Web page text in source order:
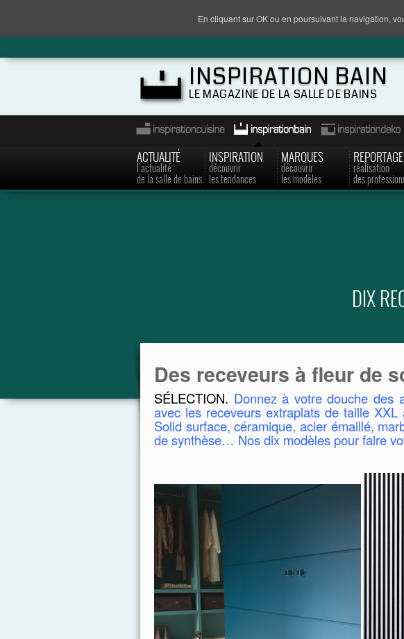
INSPIRATION BAIN
LE MAGAZINE DE LA SALLE DE BAINS
ACTUALITÉ
l'actualité
de la salle de bains
INSPIRATION
découvrir
les tendances
MARQUES
découvrir
les modèles
réalisation
des
DIX
Des receveurs à fleur de
SÉLECTION. Donnez à votre douche des
avec les receveurs extraplats de taille
Solid surface, céramique, acier émaillé,
de synthèse… Nos dix modèles pour faire
En cliquant sur OK ou en poursuivant la navigation,